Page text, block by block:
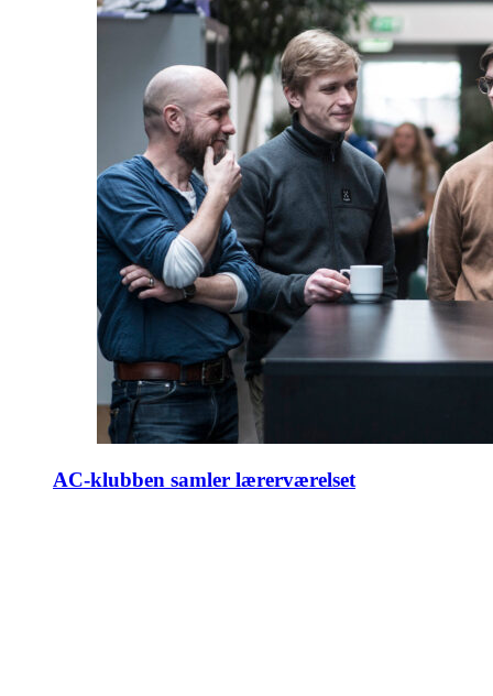
AC-klubben samler lærerværelset